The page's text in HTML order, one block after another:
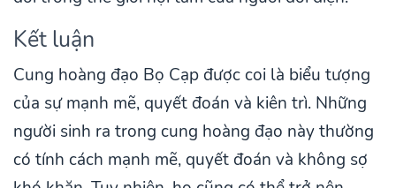
Kết luận
Cung hoàng đạo Bọ Cạp được coi là biểu tượng
của sự mạnh mẽ, quyết đoán và kiên trì. Những
người sinh ra trong cung hoàng đạo này thường
có tính cách mạnh mẽ, quyết đoán và không sợ